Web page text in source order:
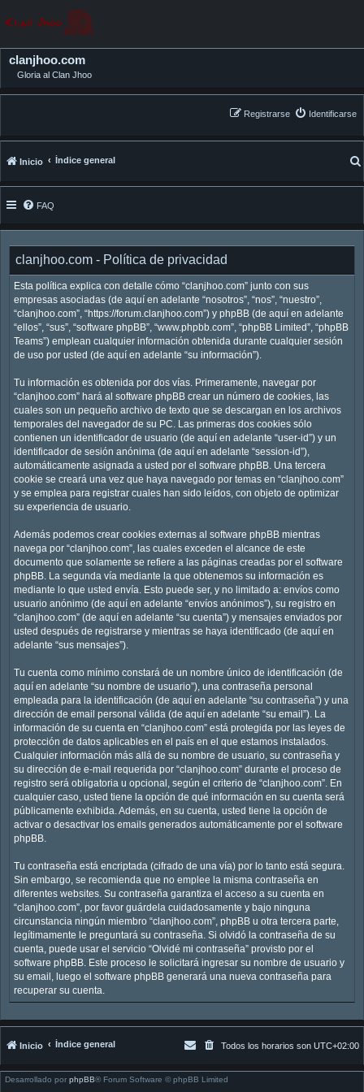
clanjhoo.com
Gloria al Clan Jhoo
Identificarse
Registrarse
Inicio Índice general
FAQ
clanjhoo.com - Política de privacidad
Esta política explica con detalle cómo “clanjhoo.com” junto con sus
empresas asociadas (de aquí en adelante “nosotros”, “nos”, “nuestro”,
“clanjhoo.com”, “https://forum.clanjhoo.com”) y phpBB (de aquí en adelante
“ellos”, “sus”, “software phpBB”, “www.phpbb.com”, “phpBB Limited”, “phpBB
Teams”) emplean cualquier información obtenida durante cualquier sesión
de uso por usted (de aquí en adelante “su información”).
Tu información es obtenida por dos vías. Primeramente, navegar por
“clanjhoo.com” hará al software phpBB crear un número de cookies, las
cuales son un pequeño archivo de texto que se descargan en los archivos
temporales del navegador de su PC. Las primeras dos cookies sólo
contienen un identificador de usuario (de aquí en adelante “user-id”) y un
identificador de sesión anónima (de aquí en adelante “session-id”),
automáticamente asignada a usted por el software phpBB. Una tercera
cookie se creará una vez que haya navegado por temas en “clanjhoo.com”
y se emplea para registrar cuales han sido leídos, con objeto de optimizar
su experiencia de usuario.
Además podemos crear cookies externas al software phpBB mientras
navega por “clanjhoo.com”, las cuales exceden el alcance de este
documento que solamente se refiere a las páginas creadas por el software
phpBB. La segunda vía mediante la que obtenemos su información es
mediante lo que usted envía. Esto puede ser, y no limitado a: envíos como
usuario anónimo (de aquí en adelante “envíos anónimos”), su registro en
“clanjhoo.com” (de aquí en adelante “su cuenta”) y mensajes enviados por
usted después de registrarse y mientras se haya identificado (de aquí en
adelante “sus mensajes”).
Tu cuenta como mínimo constará de un nombre único de identificación (de
aquí en adelante “su nombre de usuario”), una contraseña personal
empleada para la identificación (de aquí en adelante “su contraseña”) y una
dirección de email personal válida (de aquí en adelante “su email”). La
información de su cuenta en “clanjhoo.com” está protegida por las leyes de
protección de datos aplicables en el país en el que estamos instalados.
Cualquier información más allá de su nombre de usuario, su contraseña y
su dirección de e-mail requerida por “clanjhoo.com” durante el proceso de
registro será obligatoria u opcional, según el criterio de “clanjhoo.com”. En
cualquier caso, usted tiene la opción de qué información en su cuenta será
públicamente exhibida. Además, en su cuenta, usted tiene la opción de
activar o desactivar los emails generados automáticamente por el software
phpBB.
Tu contraseña está encriptada (cifrado de una vía) por lo tanto está segura.
Sin embargo, se recomienda que no emplee la misma contraseña en
diferentes websites. Su contraseña garantiza el acceso a su cuenta en
“clanjhoo.com”, por favor guárdela cuidadosamente y bajo ninguna
circunstancia ningún miembro “clanjhoo.com”, phpBB u otra tercera parte,
legítimamente le preguntará su contraseña. Si olvidó la contraseña de su
cuenta, puede usar el servicio “Olvidé mi contraseña” provisto por el
software phpBB. Este proceso le solicitará ingresar su nombre de usuario y
su email, luego el software phpBB generará una nueva contraseña para
recuperar su cuenta.
Inicio Índice general Todos los horarios son UTC+02:00
Desarrollado por phpBB® Forum Software © phpBB Limited